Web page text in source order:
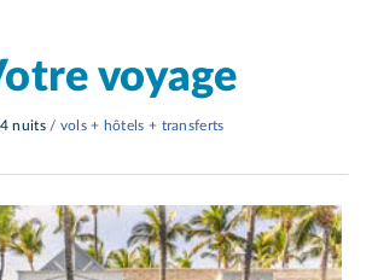
voyage
nuits/ vols + hôtels + transferts